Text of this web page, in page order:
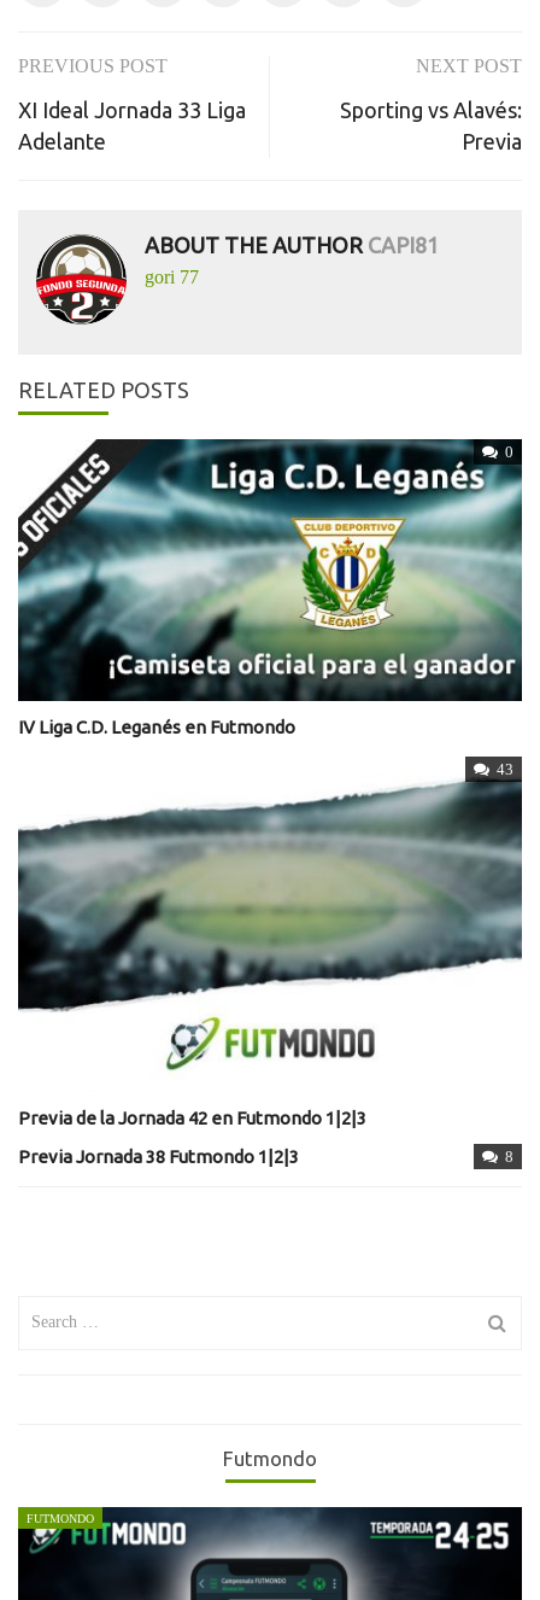
Post
navigation
PREVIOUS POST
XI Ideal Jornada 33 Liga
Adelante
NEXT POST
Sporting vs Alavés:
Previa
ABOUT THE AUTHOR CAPI81
gori 77
RELATED POSTS
0
IV Liga C.D. Leganés en Futmondo
43
Previa de la Jornada 42 en Futmondo 1|2|3
8
Previa Jornada 38 Futmondo 1|2|3
Futmondo
FUTMONDO